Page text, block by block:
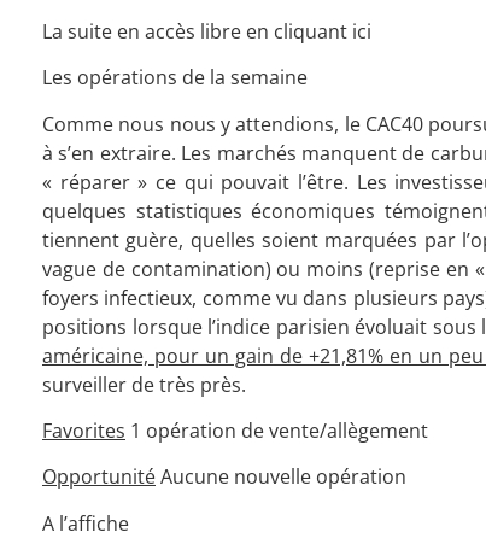
La suite en accès libre en cliquant ici
Les opérations de la semaine
Comme nous nous y attendions, le CAC40
à s’en extraire. Les marchés manquent de
« réparer » ce qui pouvait l’être. Les
quelques statistiques économiques
tiennent guère, quelles soient marquées par
vague de contamination) ou moins (reprise en
foyers infectieux, comme vu dans plusieurs
positions lorsque l’indice parisien évoluait sous
américaine, pour un gain de +21,81% en un
surveiller de très près.
Favorites 1 opération de vente/allègement
OpportunitéAucune nouvelle opération
A l’affiche